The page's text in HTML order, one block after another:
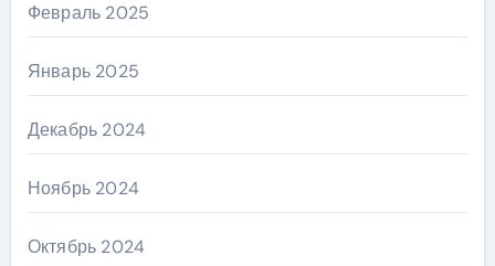
Февраль 2025
Январь 2025
Декабрь 2024
Ноябрь 2024
Октябрь 2024